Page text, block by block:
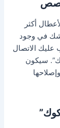
أكثر
في وجود
عليك الاتصال
سيكون